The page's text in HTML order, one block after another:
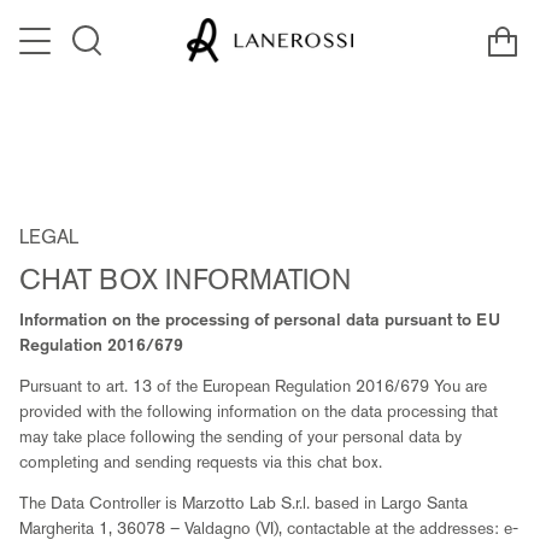
content
Search
LEGAL
CHAT BOX INFORMATION
Information on the processing of personal data pursuant to EU
Regulation 2016/679
Pursuant to art. 13 of the European Regulation 2016/679 You are
provided with the following information on the data processing that
may take place following the sending of your personal data by
completing and sending requests via this chat box.
The Data Controller is Marzotto Lab S.r.l. based in Largo Santa
Margherita 1, 36078 – Valdagno (VI), contactable at the addresses: e-